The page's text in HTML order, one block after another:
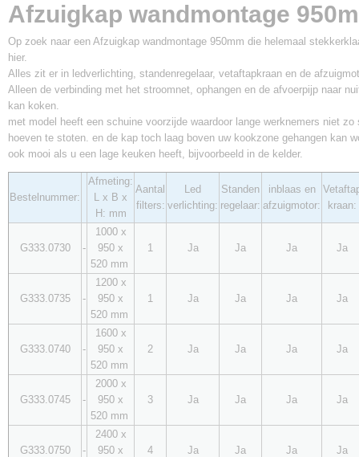
Afzuigkap wandmontage
Op zoek naar een Afzuigkap wandmontage 950mm die helemaal
hier.
Alles zit er in ledverlichting, standenregelaar, vetaftapkraan en de
Alleen de verbinding met het stroomnet, ophangen en de afvoerpijp naar
kan koken.
met model heeft een schuine voorzijde waardoor lange werknemers niet zo
hoeven te stoten. en de kap toch laag boven uw kookzone gehangen kan
ook mooi als u een lage keuken heeft, bijvoorbeeld in de kelder.
Bestelnummer:
Afmeting:
L x B x
H: mm
Aantal
filters:
Led
verlichting:
Standen
regelaar:
inblaas en
afzuigmotor:
kraan:
G333.0730 -
1000 x
950 x
520 mm
1 Ja Ja Ja Ja
G333.0735 -
1200 x
950 x
520 mm
1 Ja Ja Ja Ja
G333.0740 -
1600 x
950 x
520 mm
2 Ja Ja Ja Ja
G333.0745 -
2000 x
950 x
520 mm
3 Ja Ja Ja Ja
G333.0750 -
2400 x
950 x
4 Ja Ja Ja Ja